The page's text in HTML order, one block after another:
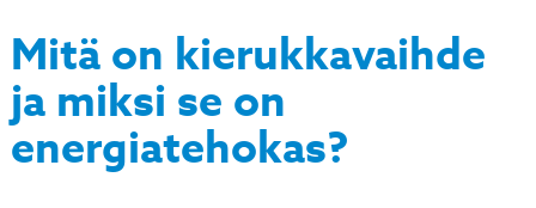
Mitä on kierukkavaihde
ja miksi se on
energiatehokas?